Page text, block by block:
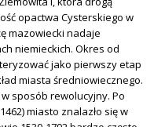
opactwa Cysterskiego w
mazowiecki nadaje
niemieckich. Okres od
jako pierwszy etap
miasta średniowiecznego.
sposób rewolucyjny. Po
miasto znalazło się w